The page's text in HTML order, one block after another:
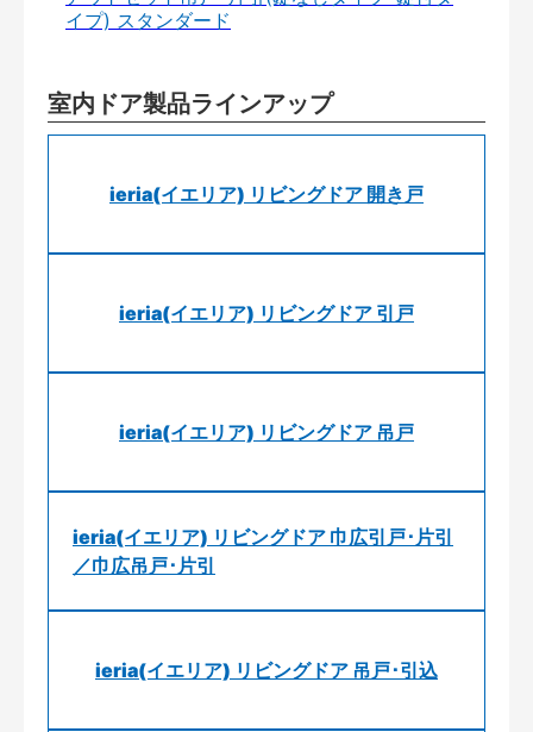
イプ) スタンダード
室内ドア製品ラインアップ
ieria(イエリア) リビングドア 開き戸
ieria(イエリア) リビングドア 引戸
ieria(イエリア) リビングドア 吊戸
ieria(イエリア) リビングドア 巾広引戸･片引
／巾広吊戸･片引
ieria(イエリア) リビングドア 吊戸･引込